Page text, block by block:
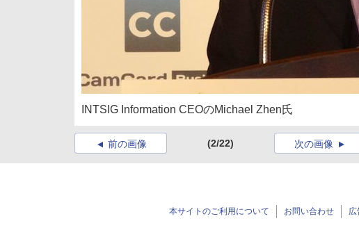
INTSIG Information CEOのMichael Zhen氏
前の画像 (2/22) 次の画像
本サイトのご利用について お問い合わせ 広